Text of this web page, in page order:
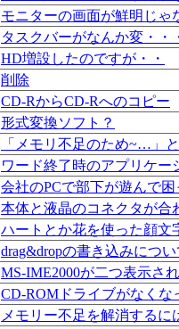
モニターの画面が鮮明じゃ
タスクバーがなんか変・・
HD増設したのですが・・
削除
CD-RからCD-Rへのコピー
形式変換ソフト？
「メモリ不足のため~…」
ワード終了時のアプリケー
会社のPCで部下が遊んで困
本体と液晶のコネクタが合
ハートとか花を使った顔文
drag&dropの書き込みについ
MS-IME2000が二つ表示さ
CD-ROMドライブがなくな
メモリー不足を解消するに